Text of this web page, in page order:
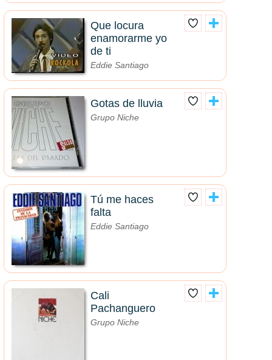
Que locura
enamorarme yo
de ti
Eddie Santiago
Gotas de lluvia
Grupo Niche
Tú me haces
falta
Eddie Santiago
Cali
Pachanguero
Grupo Niche